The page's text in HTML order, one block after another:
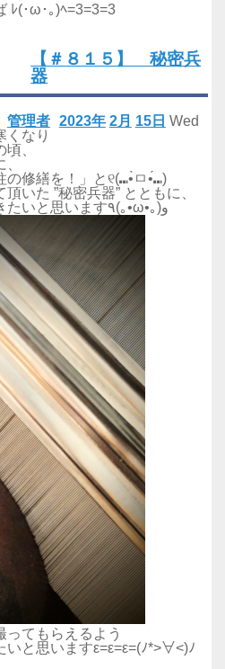
ﾚ(･ω･｡)ﾍ=3=3=3
【＃８１５】 秘密兵
器
2023年 2月 15日 Wed
管理者
くなり
、
の修繕を！」と୧(⑉•̀ㅁ•́⑉)
いた ”秘密兵器” とともに、
たいと思います
٩(｡•ω•｡)و
ってもらえるよう
いと思いますε=ε=ε=(ﾉ*>∀<)ﾉ